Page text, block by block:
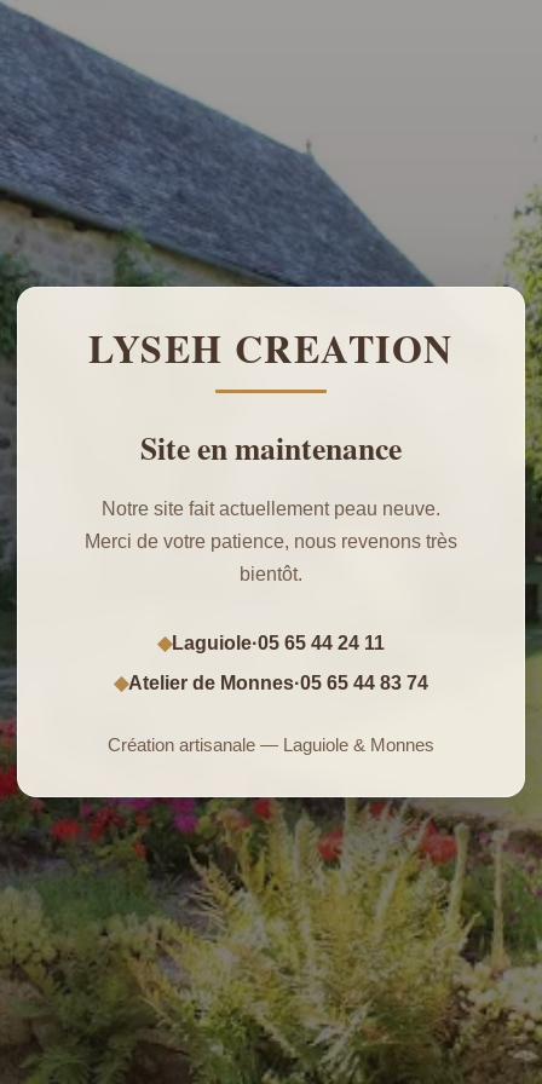
LYSEH CREATION
Site en maintenance
Notre site fait actuellement peau neuve.
Merci de votre patience, nous revenons très
bientôt.
◆Laguiole·05 65 44 24 11
◆Atelier de Monnes·05 65 44 83 74
Création artisanale — Laguiole & Monnes